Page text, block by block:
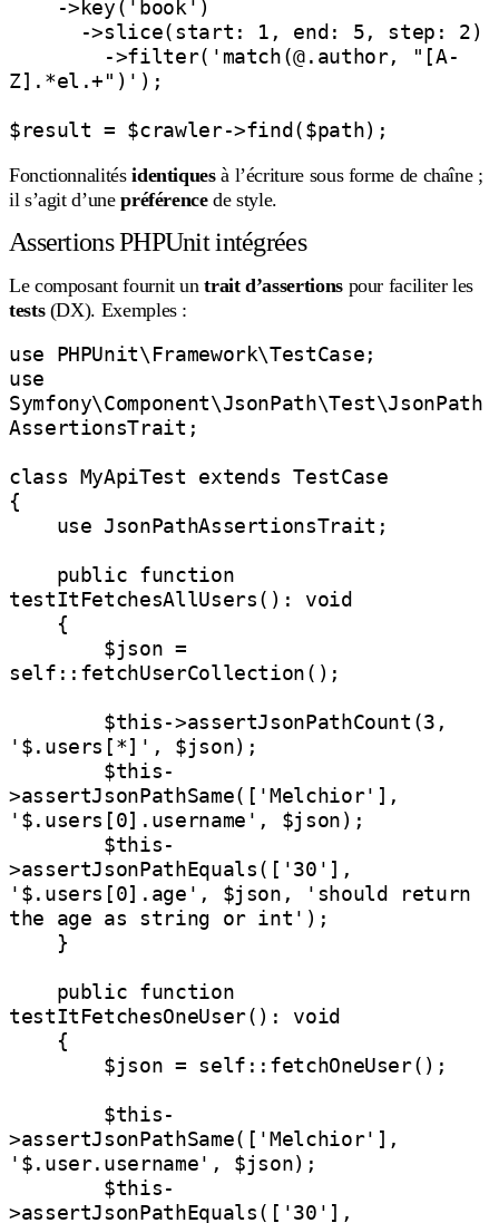
Z].*el.+")');
Fonctionnalitésidentiquesà l’écriture sous forme de chaîne ;
il s’agit d’unepréférencede style.
Assertions PHPUnit intégrées
Le composant fournit untrait d’assertionspour faciliter les
tests(DX). Exemples :
use PHPUnit\Framework\TestCase;
use
Symfony\Component\JsonPath\Test\JsonPath
AssertionsTrait;
class MyApiTest extends TestCase
{
testItFetchesAllUsers(): void
self::fetchUserCollection();
'$.users[*]', $json);
>assertJsonPathSame(['Melchior'],
'$.users[0].username', $json);
>assertJsonPathEquals(['30'],
'$.users[0].age', $json, 'should return
the age as string or int');
testItFetchesOneUser(): void
>assertJsonPathSame(['Melchior'],
'$.user.username', $json);
>assertJsonPathEquals(['30'],